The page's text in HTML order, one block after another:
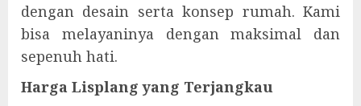
dengan desain serta konsep rumah. Kami
bisa melayaninya dengan maksimal dan
sepenuh hati.
Harga Lisplang yang Terjangkau